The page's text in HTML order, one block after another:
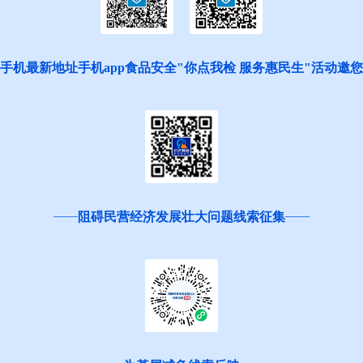
机最新地址手机app食品安全"你点我检 服务惠民生"活动邀
阻碍民营经济发展壮大问题线索征集